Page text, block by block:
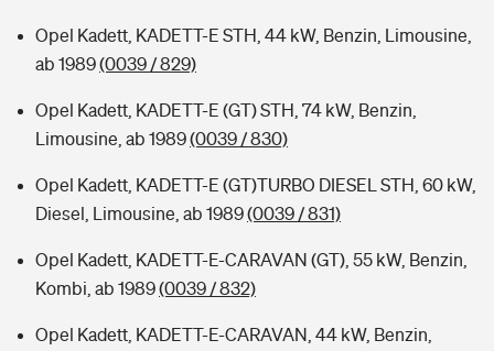
Opel Kadett, KADETT-E STH, 44 kW, Benzin, Limousine,
ab 1989(0039 / 829)
Opel Kadett, KADETT-E (GT) STH, 74 kW, Benzin,
Limousine, ab 1989(0039 / 830)
Opel Kadett, KADETT-E (GT)TURBO DIESEL STH, 60 kW,
Diesel, Limousine, ab 1989(0039 / 831)
Opel Kadett, KADETT-E-CARAVAN (GT), 55 kW, Benzin,
Kombi, ab 1989(0039 / 832)
Opel Kadett, KADETT-E-CARAVAN, 44 kW, Benzin,